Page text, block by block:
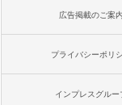
広告掲載のご案内
プライバシーポリ
インプレスグルー